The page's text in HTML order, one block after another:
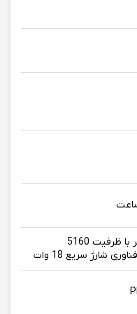
باتری لیتیوم‌-پلیمر با ظرفیت 5160
شارژ سریع 18 وات